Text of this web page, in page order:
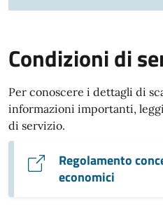
Condizioni di
Per conoscere i dettagli di
informazioni importanti,
di servizio.
Regolamento
economici